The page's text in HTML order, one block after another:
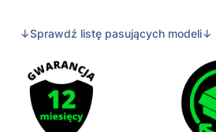
↓Sprawdź listę pasujących modeli↓